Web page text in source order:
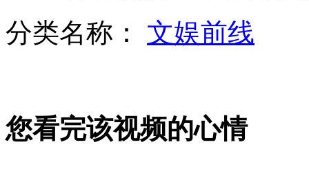
头盔墨镜自行车 济南建交警“轻骑兵”
分类名称： 文娱前线
您看完该视频的心情